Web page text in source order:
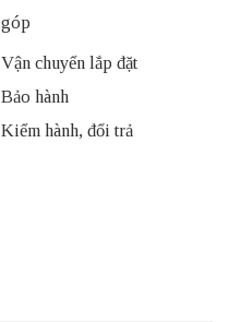
góp
Vận chuyển lắp đặt
Bảo hành
Kiểm hành, đổi trả